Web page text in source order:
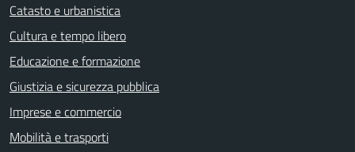
Catasto e urbanistica
Cultura e tempo libero
Educazione e formazione
Giustizia e sicurezza pubblica
Imprese e commercio
Mobilità e trasporti